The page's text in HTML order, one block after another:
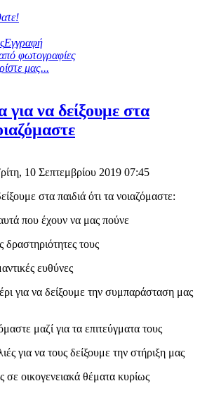
Εγγραφή
φωτογραφίες
μας...
να δείξουμε στα
10 Σεπτεμβρίου 2019 07:45
στα παιδιά ότι τα νοιαζόμαστε:
που έχουν να μας πούνε
τους
ευθύνες
για να δείξουμε την συμπαράσταση μας
μαζί για τα επιτεύγματα τους
για να τους δείξουμε την στήριξη μας
οικογενειακά θέματα κυρίως